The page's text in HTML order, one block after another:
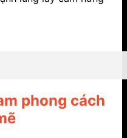
phong cách